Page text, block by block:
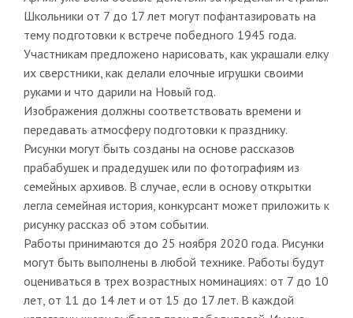
Школьники от 7 до 17 лет могут пофантазировать на
тему подготовки к встрече победного 1945 года.
Участникам предложено нарисовать, как украшали елку
их сверстники, как делали елочные игрушки своими
руками и что дарили на Новый год.
Изображения должны соответствовать времени и
передавать атмосферу подготовки к празднику.
Рисунки могут быть созданы на основе рассказов
прабабушек и прадедушек или по фотографиям из
семейных архивов. В случае, если в основу открытки
легла семейная история, конкурсант может приложить к
рисунку рассказ об этом событии.
Работы принимаются до 25 ноября 2020 года. Рисунки
могут быть выполнены в любой технике. Работы будут
оцениваться в трех возрастных номинациях: от 7 до 10
лет, от 11 до 14 лет и от 15 до 17 лет. В каждой